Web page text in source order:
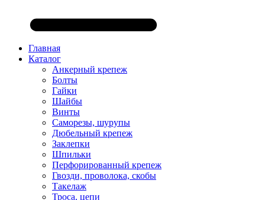
Главная
Каталог
Анкерный крепеж
Болты
Гайки
Шайбы
Винты
Саморезы, шурупы
Дюбельный крепеж
Заклепки
Шпильки
Перфорированный крепеж
Гвозди, проволока, скобы
Такелаж
Троса, цепи